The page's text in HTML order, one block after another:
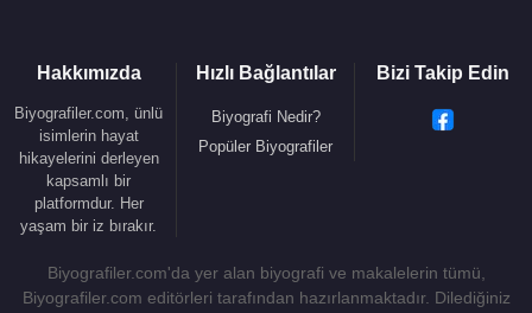
ile evlendi. Dipangkorn Rasmijoti (d. 29 Nisan
2005) Oğlu oldu. 14 Aralık 2014 tarihinde boşandı.
4.eşi: 2 Mayıs 2019 tarihinde kralın özel koruma
birliğinin komutanı Suthida Tidjai ile evlendi.
5 Ağustos
Hastanesi'nde hemşire olarak çalışan Sineenat
Hakkımızda
Biyografiler.com, ünlü
isimlerin hayat
hikayelerini derleyen
kapsamlı bir
platformdur. Her
yaşam bir iz bırakır.
Hızlı Bağlantılar
Biyografi Nedir?
Popüler Biyografiler
Bizi Takip Edin
Biyografiler.com'da yer alan biyografi ve makalelerin tümü,
Biyografiler.com editörleri tarafından hazırlanmaktadır. Dilediğiniz